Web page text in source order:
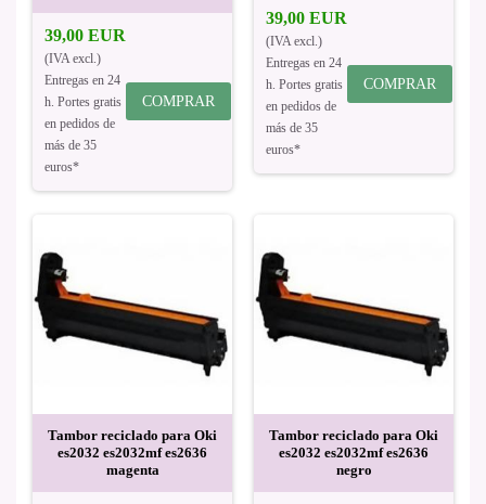
39,00 EUR
(IVA excl.)
Entregas en 24
h. Portes gratis
en pedidos de
más de 35
euros*
COMPRAR
39,00 EUR
(IVA excl.)
Entregas en 24
h. Portes gratis
en pedidos de
más de 35
euros*
COMPRAR
Tambor reciclado para Oki
es2032 es2032mf es2636
magenta
Tambor reciclado para Oki
es2032 es2032mf es2636
negro